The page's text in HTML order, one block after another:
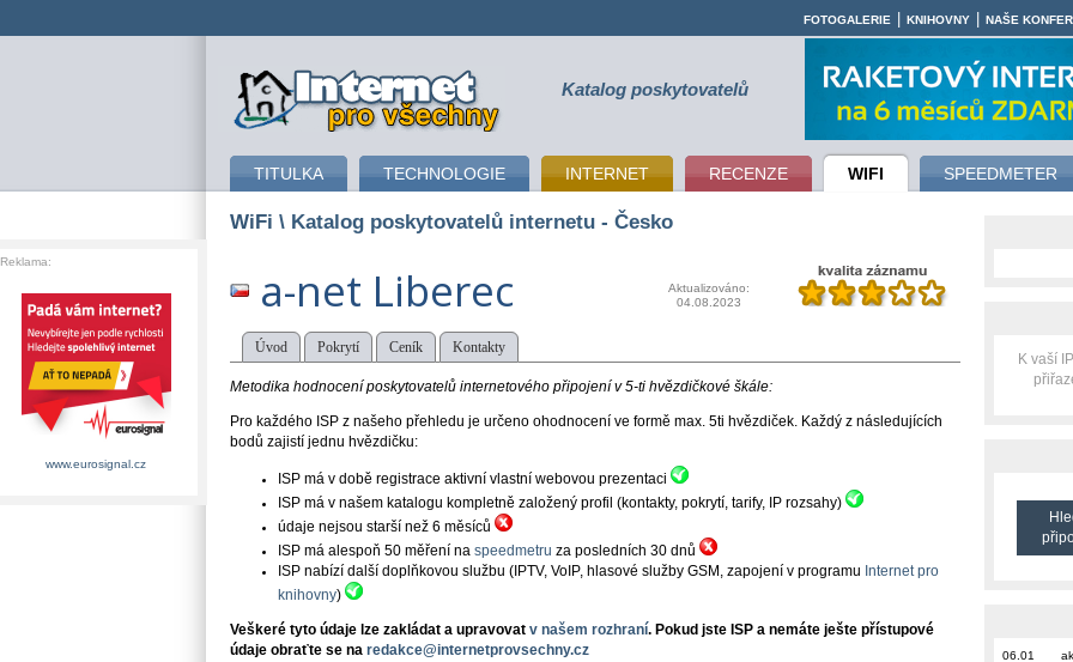
připojení k internetu Katalog poskytovatelů
TITULKA TECHNOLOGIE INTERNET RECENZE WIFI SPEEDMETER
FOTOGALERIE KNIHOVNY NAŠE
WiFi \ Katalog poskytovatelů internetu - Česko
a-net Liberec
Aktualizováno:
04.08.2023
Úvod Pokrytí Ceník Kontakty
Metodika hodnocení poskytovatelů internetového připojení v 5-ti hvězdičkové škále:
Pro každého ISP z našeho přehledu je určeno ohodnocení ve formě max. 5ti hvězdiček. Každý z následujících
bodů zajistí jednu hvězdičku:
ISP má v době registrace aktivní vlastní webovou prezentaci
ISP má v našem katalogu kompletně založený profil (kontakty, pokrytí, tarify, IP rozsahy)
údaje nejsou starší než 6 měsíců
ISP má alespoň 50 měření na speedmetru za posledních 30 dnů
ISP nabízí další doplňkovou službu (IPTV, VoIP, hlasové služby GSM, zapojení v programu Internet pro
knihovny)
Veškeré tyto údaje lze zakládat a upravovat v našem rozhraní. Pokud jste ISP a nemáte ješte přístupové
údaje obraťte se na redakce@internetprovsechny.cz
K vaší
06.01
Reklama:
www.eurosignal.cz